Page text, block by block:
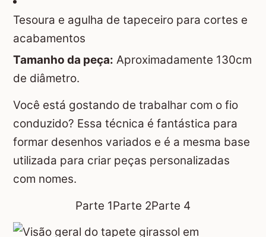
Tesoura e agulha de tapeceiro para cortes e
acabamentos
Tamanho da peça: Aproximadamente 130cm
de diâmetro.
Você está gostando de trabalhar com o fio
conduzido? Essa técnica é fantástica para
formar desenhos variados e é a mesma base
utilizada para criar peças personalizadas
com nomes.
Parte 1Parte 2Parte 4